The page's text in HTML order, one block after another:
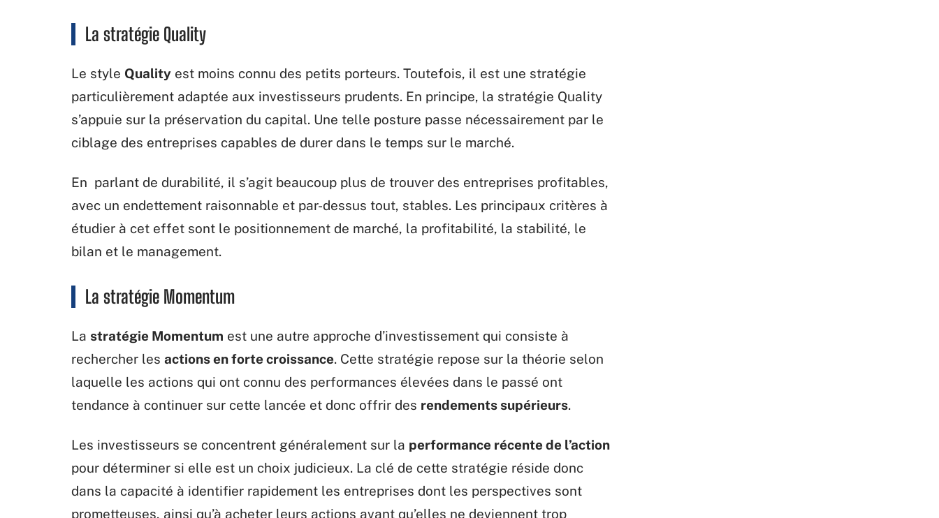
La stratégie Quality
Le style Quality est moins connu des petits porteurs. Toutefois, il est une stratégie
particulièrement adaptée aux investisseurs prudents. En principe, la stratégie Quality
s’appuie sur la préservation du capital. Une telle posture passe nécessairement par le
ciblage des entreprises capables de durer dans le temps sur le marché.
En parlant de durabilité, il s’agit beaucoup plus de trouver des entreprises profitables,
avec un endettement raisonnable et par-dessus tout, stables. Les principaux critères à
étudier à cet effet sont le positionnement de marché, la profitabilité, la stabilité, le
bilan et le management.
La stratégie Momentum
La stratégie Momentum est une autre approche d’investissement qui consiste à
rechercher les actions en forte croissance. Cette stratégie repose sur la théorie selon
laquelle les actions qui ont connu des performances élevées dans le passé ont
tendance à continuer sur cette lancée et donc offrir des rendements supérieurs.
Les investisseurs se concentrent généralement sur la performance récente de l’action
pour déterminer si elle est un choix judicieux. La clé de cette stratégie réside donc
dans la capacité à identifier rapidement les entreprises dont les perspectives sont
prometteuses, ainsi qu’à acheter leurs actions avant qu’elles ne deviennent trop